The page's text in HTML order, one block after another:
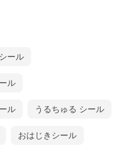
シール
ル
ル うるちゅる シール
おはじきシール